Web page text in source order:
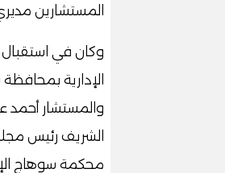
المستشارين
وكان في استقبال
الإدارية
والمستشار أحمد
الشريف رئيس
محكمة سوهاج